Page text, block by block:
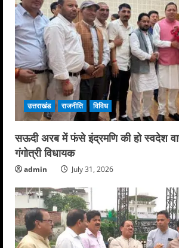
उत्तराखंड राजनीति विविध
सऊदी अरब में फंसे इंद्रमणि की हो स्वदेश
गंगोत्री विधायक
admin July 31, 2026